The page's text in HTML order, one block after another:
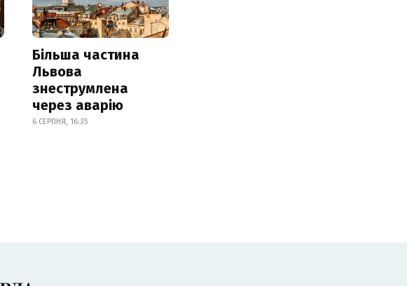
Більша частина
Львова
знеструмлена
через аварію
6 СЕРПНЯ, 16:35